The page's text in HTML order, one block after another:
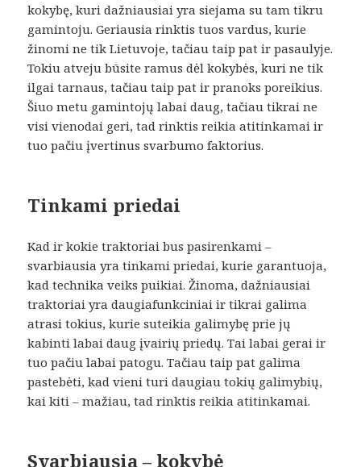
kokybę, kuri dažniausiai yra siejama su tam tikru
gamintoju. Geriausia rinktis tuos vardus, kurie
žinomi ne tik Lietuvoje, tačiau taip pat ir pasaulyje.
Tokiu atveju būsite ramus dėl kokybės, kuri ne tik
ilgai tarnaus, tačiau taip pat ir pranoks poreikius.
Šiuo metu gamintojų labai daug, tačiau tikrai ne
visi vienodai geri, tad rinktis reikia atitinkamai ir
tuo pačiu įvertinus svarbumo faktorius.
Tinkami priedai
Kad ir kokie traktoriai bus pasirenkami –
svarbiausia yra tinkami priedai, kurie garantuoja,
kad technika veiks puikiai. Žinoma, dažniausiai
traktoriai yra daugiafunkciniai ir tikrai galima
atrasi tokius, kurie suteikia galimybę prie jų
kabinti labai daug įvairių priedų. Tai labai gerai ir
tuo pačiu labai patogu. Tačiau taip pat galima
pastebėti, kad vieni turi daugiau tokių galimybių,
kai kiti – mažiau, tad rinktis reikia atitinkamai.
Svarbiausia – kokybė